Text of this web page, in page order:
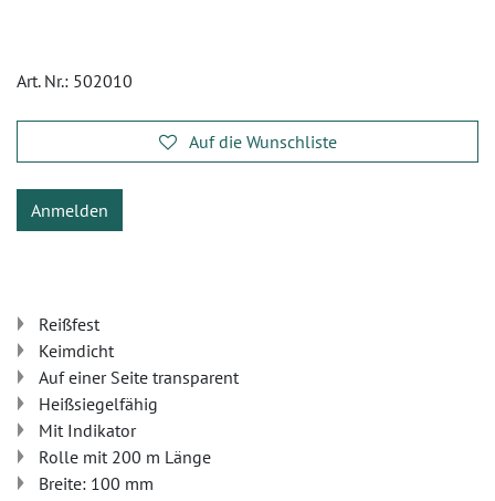
Art. Nr.: 502010
Auf die Wunschliste
Anmelden
Reißfest
Keimdicht
Auf einer Seite transparent
Heißsiegelfähig
Mit Indikator
Rolle mit 200 m Länge
Breite: 100 mm